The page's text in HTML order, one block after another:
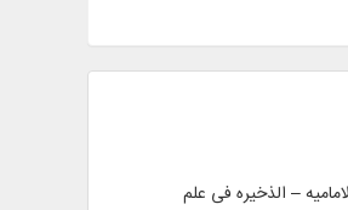
الامامیه – الذخیره فی علم